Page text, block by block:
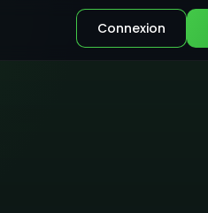
Connexion